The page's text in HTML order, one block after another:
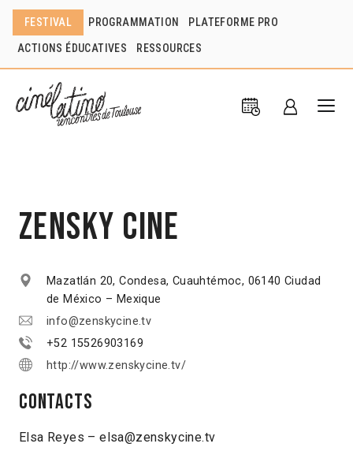
FESTIVAL PROGRAMMATION PLATEFORME PRO
ACTIONS ÉDUCATIVES RESSOURCES
Zensky Cine
Mazatlán 20, Condesa, Cuauhtémoc, 06140 Ciudad
de México – Mexique
info@zenskycine.tv
+52 15526903169
http://www.zenskycine.tv/
Contacts
Elsa Reyes – elsa@zenskycine.tv